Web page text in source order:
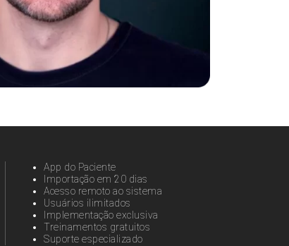
App do Paciente
Importação em 20 dias
Acesso remoto ao sistema
Usuários ilimitados
Implementação exclusiva
Treinamentos gratuitos
Suporte especializado